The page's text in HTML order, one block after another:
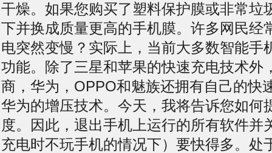
干燥。如果您购买了塑料保护膜或非常垃
下并换成质量更高的手机膜。许多网民经
电突然变慢？实际上，当前大多数智能手
功能。除了三星和苹果的快速充电技术外
商，华为，OPPO和魅族还拥有自己的快
华为的增压技术。今天，我将告诉您如何
度。因此，退出手机上运行的所有软件并
充电时不玩手机的情况下）要快得多。处